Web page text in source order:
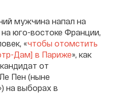
мужчина напал на
юго-востоке Франции,
«чтобы отомстить
Дам] в Париже», как
от
Пен (ныне
на выборах в